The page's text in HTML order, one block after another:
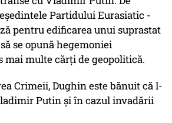
Partidului Eurasiatic -
pentru edificarea unui suprastat
se opună hegemoniei
mai multe cărți de geopolitică.
Crimeii, Dughin este bănuit că l-
Putin și în cazul invadării